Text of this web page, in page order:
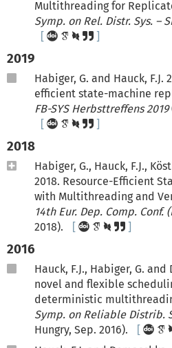
Multithreading for
Symp. on Rel. Distr. Sys. –
2019
Habiger, G. and Hauck, F.J.
efficient state-machine
FB-SYS Herbsttreffens 2019
2018
Habiger, G., Hauck, F.J.,
2018. Resource-Efficient
with Multithreading and
14th Eur. Dep. Comp. Conf.
2018).
2016
Hauck, F.J., Habiger, G. and
novel and flexible
deterministic
Symp. on Reliable Distrib.
Hungry, Sep. 2016).